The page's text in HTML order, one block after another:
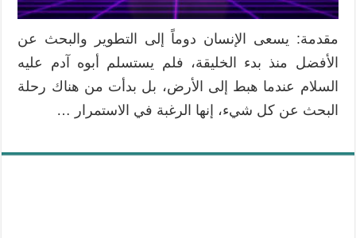
مقدمة: يسعى الإنسان دوماً إلى التطوير والبحث عن
الأفضل منذ بدء الخليقة، فلم يستسلم أبوه آدم عليه
السلام عندما هبط إلى الأرض، بل بدأت من هناك رحلة
البحث عن كل شيء، إنها الرغبة في الاستمرار …